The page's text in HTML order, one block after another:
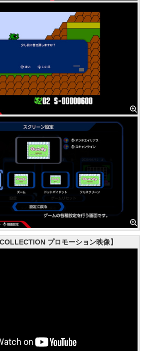
プロモーション映像】